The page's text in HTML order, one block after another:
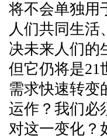
将不会单独用
人们共同生活
决未来人们的
但它仍将是21
需求快速转变
运作？我们必
对这一变化？